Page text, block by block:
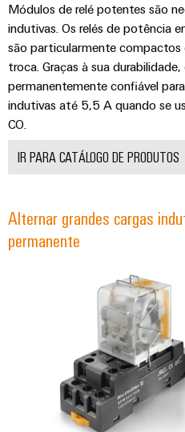
Módulos de relé potentes são
indutivas. Os relés de potência
são particularmente
troca. Graças à sua
permanentemente confiável
indutivas até 5,5 A quando se
CO.
IR PARA CATÁLOGO DE PRODUTOS
Alternar grandes cargas
permanente